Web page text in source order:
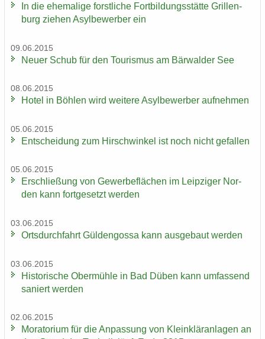
In die ehe­ma­li­ge forst­li­che Fort­bil­dungs­stät­te Gril­len­
burg zie­hen Asyl­be­wer­ber ein
09.06.2015
Neuer Schub für den Tou­ris­mus am Bär­wal­der See
08.06.2015
Hotel in Böh­len wird wei­te­re Asyl­be­wer­ber auf­neh­men
05.06.2015
Ent­schei­dung zum Hirsch­win­kel ist noch nicht ge­fal­len
05.06.2015
Er­schlie­ßung von Ge­wer­be­flä­chen im Leip­zi­ger Nor­
den kann fort­ge­setzt wer­den
03.06.2015
Orts­durch­fahrt Gül­den­gos­sa kann aus­ge­baut wer­den
03.06.2015
His­to­ri­sche Ober­müh­le in Bad Düben kann um­fas­send
sa­niert wer­den
02.06.2015
Mo­ra­to­ri­um für die An­pas­sung von Klein­klär­an­la­gen an